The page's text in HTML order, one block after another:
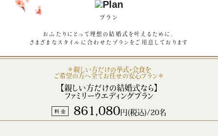
プラン
おふたりにとって理想の結婚式を叶えるために。
さまざまなスタイルに合わせたプランをご⽤意しております
＊親しい方だけの挙式+会食を
ご希望の方へ全てお任せの安心プラン＊
【親しい方だけの結婚式なら】
ファミリーウエディングプラン
料 金 861,080 円(税込)/20名